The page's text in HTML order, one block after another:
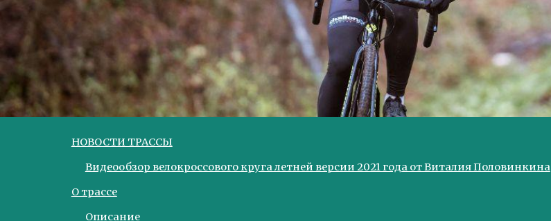
НОВОСТИ ТРАССЫ
Видеообзор велокроссового круга летней версии 2021 года от Виталия Половинкина
О трассе
Описание